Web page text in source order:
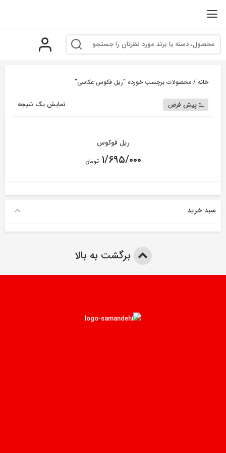
خانه / محصولات برچسب خورده “ریل فکوس عکاسی”
نمایش یک نتیجه پیش فرض
ریل فوکوس
۱/۶۹۵/۰۰۰ تومان
سبد خرید
برگشت به بالا